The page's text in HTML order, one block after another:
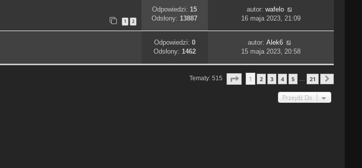
1 2
Odpowiedzi:15
Odsłony:13887
autor: wafelo
16 maja 2023, 21:09
Odpowiedzi: 0
Odsłony: 1462
autor: Alek6
15 maja 2023, 20:58
Tematy: 515 Strona 1Z 21
1 2 3 4 5 … 21
Przejdź Do